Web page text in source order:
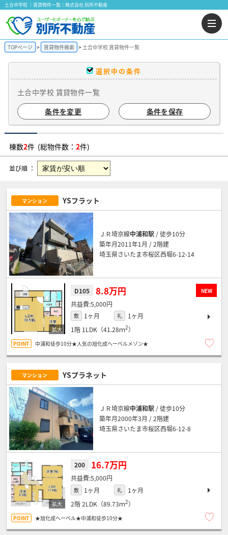
土合中学校 ｜賃貸物件一覧｜株式会社 別所不動産
TOPページ 賃貸物件検索 土合中学校 賃貸物件一覧
選択中の条件
土合中学校 賃貸物件一覧
条件を変更
条件を保存
棟数2件 (総物件数： 2件)
並び順 ：
マンション YSフラット
ＪＲ埼京線中浦和駅 / 徒歩10分
築年月2011年1月 / 2階建
埼玉県さいたま市桜区西堀6-12-14
NEW
D105 8.8万円
5,000円
敷 1ヶ月 礼
1ヶ月
1階 1LDK（41.28ｍ2）
中浦和徒歩10分★人気の旭化成へーベルメゾン★
マンション YSプラネット
ＪＲ埼京線中浦和駅 / 徒歩10分
築年月2000年3月 / 2階建
埼玉県さいたま市桜区西堀6-12-8
200 16.7万円
5,000円
敷 1ヶ月 礼
1ヶ月
2階2LDK（89.73ｍ2）
★旭化成へーベル★中浦和徒歩10分★